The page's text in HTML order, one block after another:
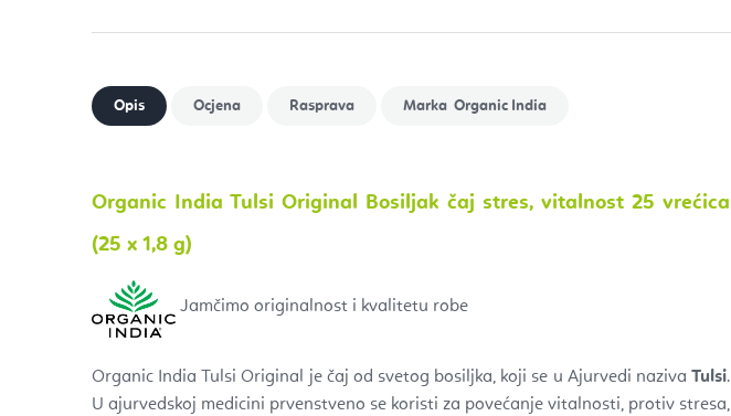
Organic India
Organic India Tulsi Original Bosiljak čaj stres, vitalnost 25 vrećica
(25 x 1,8 g)
Jamčimo originalnost i kvalitetu robe
Organic India Tulsi Original je čaj od svetog bosiljka, koji se u Ajurvedi naziva Tulsi.
U ajurvedskoj medicini prvenstveno se koristi za povećanje vitalnosti, protiv stresa,